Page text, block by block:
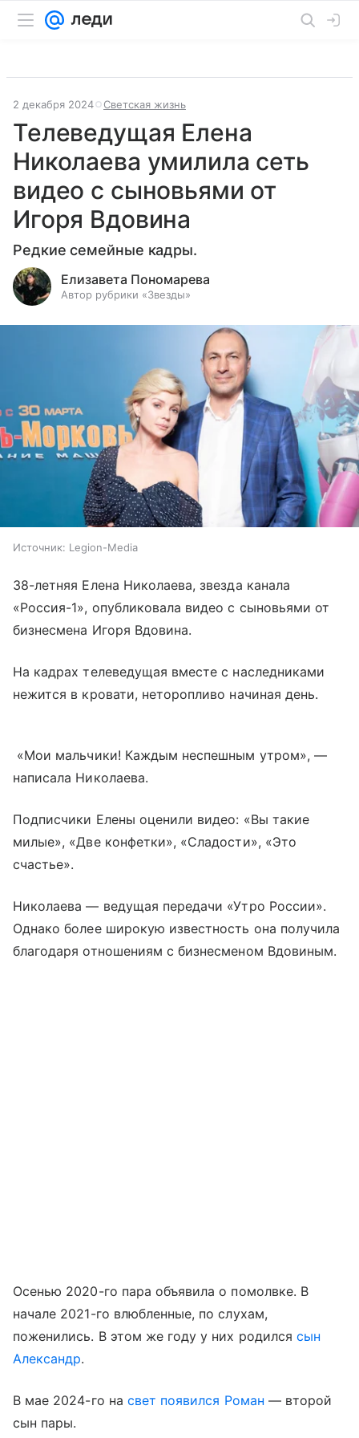
2 декабря 2024 Светская жизнь
Телеведущая Елена
Николаева умилила сеть
видео с сыновьями от
Игоря Вдовина
Редкие семейные кадры.
Елизавета Пономарева
Автор рубрики «Звезды»
Источник: Legion-Media
38-летняя Елена Николаева, звезда канала
«Россия-1», опубликовала видео с сыновьями от
бизнесмена Игоря Вдовина.
На кадрах телеведущая вместе с наследниками
нежится в кровати, неторопливо начиная день.
«Мои мальчики! Каждым неспешным утром», —
написала Николаева.
Подписчики Елены оценили видео: «Вы такие
милые», «Две конфетки», «Сладости», «Это
счастье».
Николаева — ведущая передачи «Утро России».
Однако более широкую известность она получила
благодаря отношениям с бизнесменом Вдовиным.
Осенью 2020-го пара объявила о помолвке. В
начале 2021-го влюбленные, по слухам,
поженились. В этом же году у них родился сын
Александр.
В мае 2024-го на свет появился Роман — второй
сын пары.